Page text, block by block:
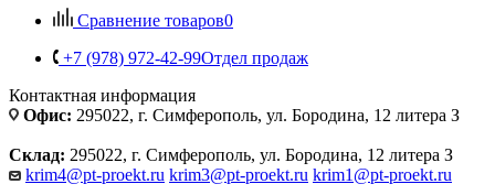
Сравнение товаров0
+7 (978) 972-42-99Отдел продаж
Контактная информация
Офис: 295022, г. Симферополь, ул. Бородина, 12 литера З
Склад: 295022, г. Симферополь, ул. Бородина, 12 литера З
krim4@pt-proekt.ru krim3@pt-proekt.ru krim1@pt-proekt.ru